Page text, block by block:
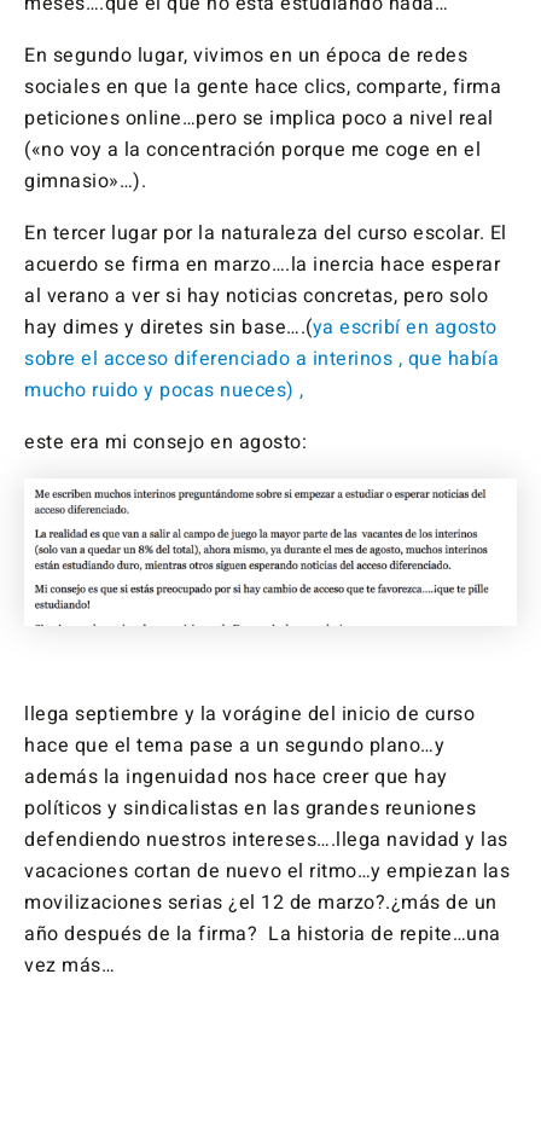
En segundo lugar, vivimos en un época de redes
sociales en que la gente hace clics, comparte, firma
peticiones online…pero se implica poco a nivel real
(«no voy a la concentración porque me coge en el
gimnasio»…).
En tercer lugar por la naturaleza del curso escolar. El
acuerdo se firma en marzo….la inercia hace esperar
al verano a ver si hay noticias concretas, pero solo
hay dimes y diretes sin base….(ya escribí en agosto
sobre el acceso diferenciado a interinos , que había
mucho ruido y pocas nueces) ,
este era mi consejo en agosto:
llega septiembre y la vorágine del inicio de curso
hace que el tema pase a un segundo plano…y
además la ingenuidad nos hace creer que hay
políticos y sindicalistas en las grandes reuniones
defendiendo nuestros intereses….llega navidad y las
vacaciones cortan de nuevo el ritmo…y empiezan las
movilizaciones serias ¿el 12 de marzo?.¿más de un
año después de la firma? La historia de repite…una
vez más…